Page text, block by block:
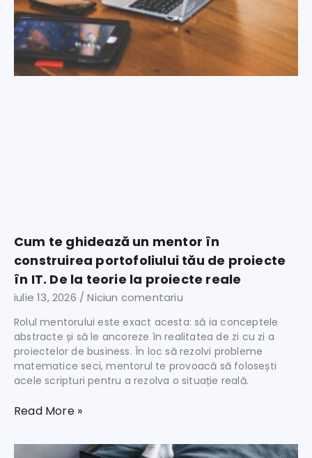
Cum te ghidează un mentor în
construirea portofoliului tău de proiecte
în IT. De la teorie la proiecte reale
iulie 13, 2026 Niciun comentariu
Rolul mentorului este exact acesta: să ia conceptele
abstracte și să le ancoreze în realitatea de zi cu zi a
proiectelor de business. În loc să rezolvi probleme
matematice seci, mentorul te provoacă să folosești
acele scripturi pentru a rezolva o situație reală.
Read More »